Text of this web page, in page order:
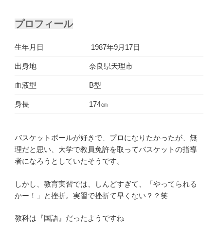
プロフィール
生年月日 1987年9月17日
出身地 奈良県天理市
血液型 B型
身長 174㎝
バスケットボールが好きで、プロになりたかったが、無
理だと思い、大学で教員免許を取ってバスケットの指導
者になろうとしていたそうです。
しかし、教育実習では、しんどすぎて、「やってられる
かー！」と挫折。実習で挫折て早くない？？笑
教科は『国語』だったようですね